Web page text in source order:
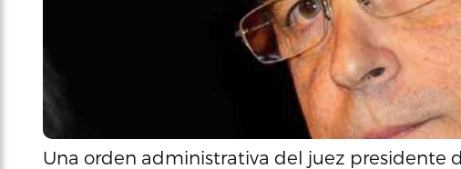
Una orden administrativa del juez presidente